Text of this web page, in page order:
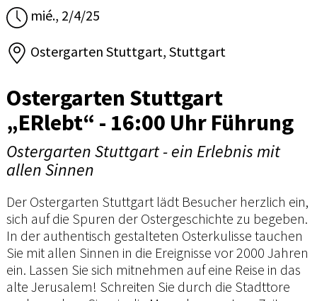
mié., 2/4/25
Ostergarten Stuttgart, Stuttgart
Ostergarten Stuttgart
„ERlebt“ - 16:00 Uhr Führung
Ostergarten Stuttgart - ein Erlebnis mit
allen Sinnen
Der Ostergarten Stuttgart lädt Besucher herzlich ein,
sich auf die Spuren der Ostergeschichte zu begeben.
In der authentisch gestalteten Osterkulisse tauchen
Sie mit allen Sinnen in die Ereignisse vor 2000 Jahren
ein. Lassen Sie sich mitnehmen auf eine Reise in das
alte Jerusalem! Schreiten Sie durch die Stadttore